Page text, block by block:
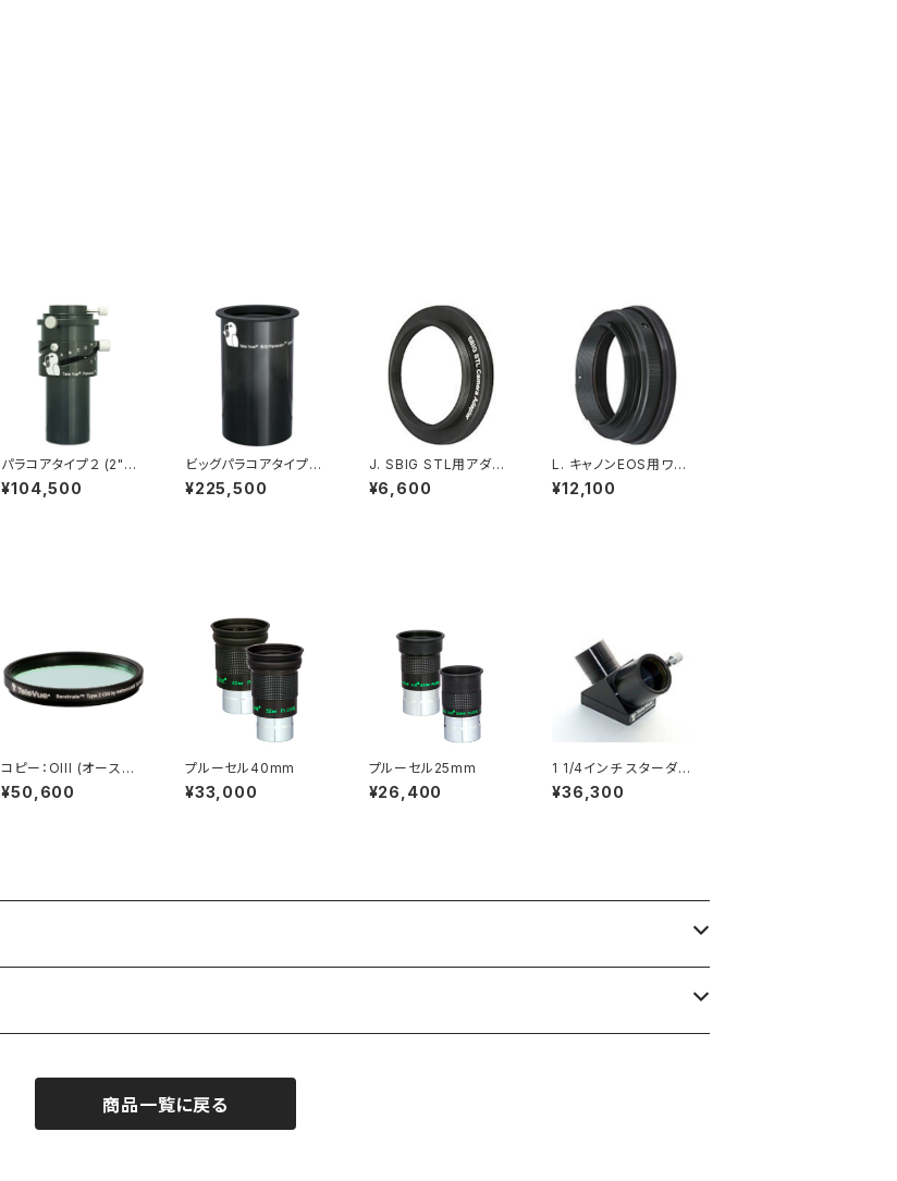
パラコアタイプ２ (2"バ
レル仕様、可変バレル、1
1/4"アダプター標準付
¥104,500
ビッグパラコアタイプ２
（3"バレル仕様、脱着式
ストップフランジ付）
¥225,500
J. SBIG STL用アダプ
ター （光路長7.6mm）
¥6,600
L. キャノンEOS用ワイ
ドアダプター*マウント
付 （光路長10.5mm）
¥12,100
コピー：OIII (オースリ
ー) フィルター、2インチ
用
¥50,600
プルーセル40mm
¥33,000
プルーセル25mm
¥26,400
1 1/4インチ スターダイ
アゴナルーミラー
¥36,300
商品一覧に戻る